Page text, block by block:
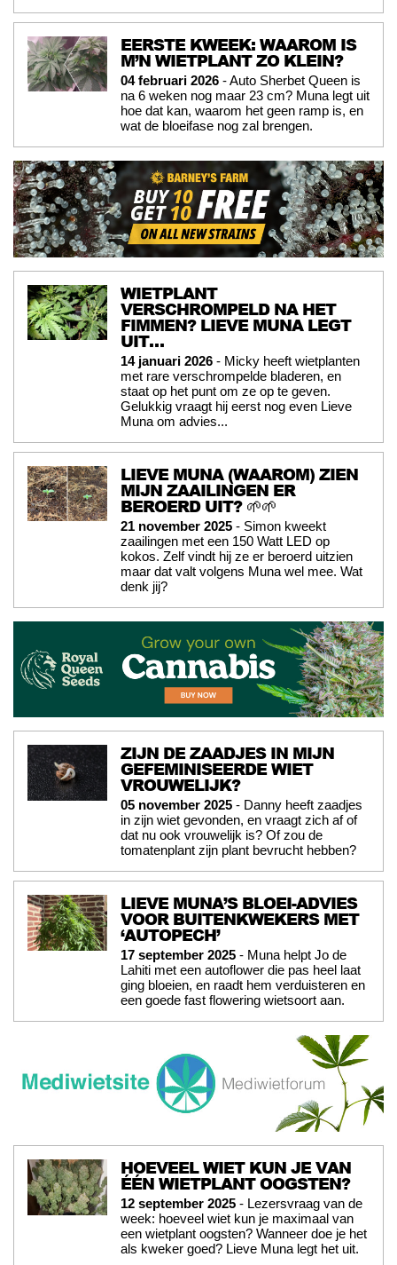
EERSTE KWEEK: WAAROM IS
M’N WIETPLANT ZO KLEIN?
04 februari 2026 - Auto Sherbet Queen is
na 6 weken nog maar 23 cm? Muna legt uit
hoe dat kan, waarom het geen ramp is, en
wat de bloeifase nog zal brengen.
WIETPLANT
VERSCHROMPELD NA HET
FIMMEN? LIEVE MUNA LEGT
UIT…
14 januari 2026 - Micky heeft wietplanten
met rare verschrompelde bladeren, en
staat op het punt om ze op te geven.
Gelukkig vraagt hij eerst nog even Lieve
Muna om advies...
LIEVE MUNA (WAAROM) ZIEN
MIJN ZAAILINGEN ER
BEROERD UIT? 🌱🌱
21 november 2025 - Simon kweekt
zaailingen met een 150 Watt LED op
kokos. Zelf vindt hij ze er beroerd uitzien
maar dat valt volgens Muna wel mee. Wat
denk jij?
ZIJN DE ZAADJES IN MIJN
GEFEMINISEERDE WIET
VROUWELIJK?
05 november 2025 - Danny heeft zaadjes
in zijn wiet gevonden, en vraagt zich af of
dat nu ook vrouwelijk is? Of zou de
tomatenplant zijn plant bevrucht hebben?
LIEVE MUNA’S BLOEI-ADVIES
VOOR BUITENKWEKERS MET
‘AUTOPECH’
17 september 2025 - Muna helpt Jo de
Lahiti met een autoflower die pas heel laat
ging bloeien, en raadt hem verduisteren en
een goede fast flowering wietsoort aan.
HOEVEEL WIET KUN JE VAN
ÉÉN WIETPLANT OOGSTEN?
12 september 2025 - Lezersvraag van de
week: hoeveel wiet kun je maximaal van
een wietplant oogsten? Wanneer doe je het
als kweker goed? Lieve Muna legt het uit.